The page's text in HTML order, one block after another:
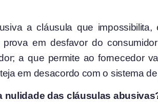
a cláusula que
em desfavor do
a que permite ao fornecedor
em desacordo com o sistema
nulidade das cláusulas